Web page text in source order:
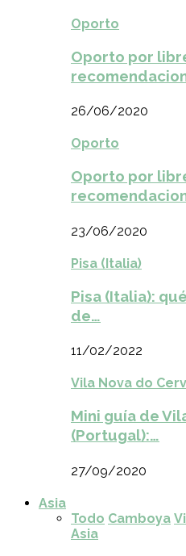
Oporto
Oporto por
26/06/2020
Oporto
Oporto por
23/06/2020
Pisa (Italia)
Pisa (Italia):
de…
11/02/2022
Vila Nova do
Mini guía de
(Portugal):…
27/09/2020
Asia
Todo Camboya
Asia